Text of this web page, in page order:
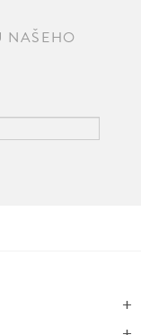
NAŠEHO